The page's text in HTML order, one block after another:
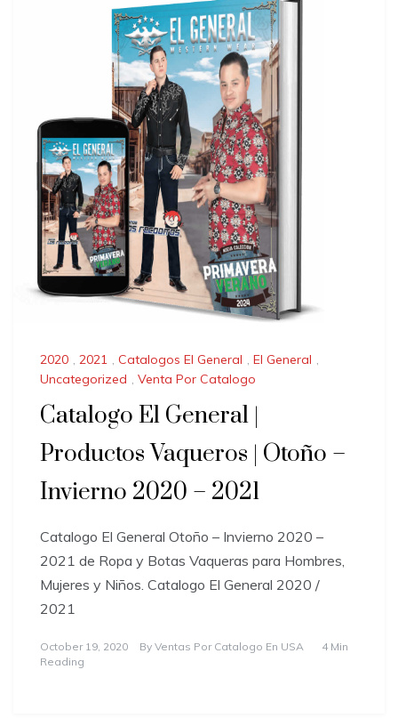
2020 , 2021 , Catalogos El General , El General ,
Uncategorized , Venta Por Catalogo
Catalogo El General |
Productos Vaqueros | Otoño –
Invierno 2020 – 2021
Catalogo El General Otoño – Invierno 2020 –
2021 de Ropa y Botas Vaqueras para Hombres,
Mujeres y Niños. Catalogo El General 2020 /
2021
October 19, 2020 By Ventas Por Catalogo En USA
4 Min
Reading